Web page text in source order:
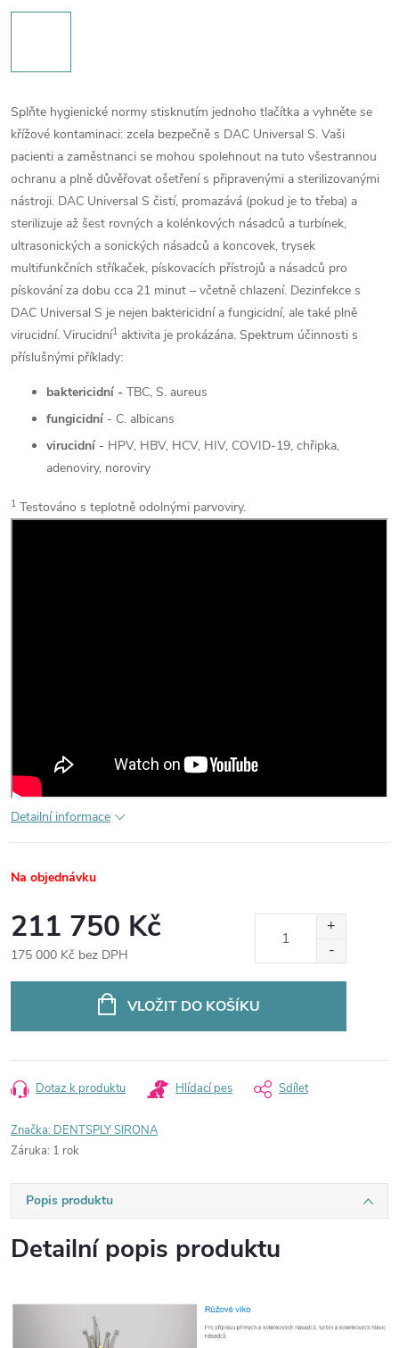
Splňte hygienické normy stisknutím jednoho tlačítka a vyhněte se
křížové kontaminaci: zcela bezpečně s DAC Universal S. Vaši
pacienti a zaměstnanci se mohou spolehnout na tuto všestrannou
ochranu a plně důvěřovat ošetření s připravenými a sterilizovanými
nástroji. DAC Universal S čistí, promazává (pokud je to třeba) a
sterilizuje až šest rovných a kolénkových násadců a turbínek,
ultrasonických a sonických násadců a koncovek, trysek
multifunkčních stříkaček, pískovacích přístrojů a násadců pro
pískování za dobu cca 21 minut – včetně chlazení. Dezinfekce s
DAC Universal S je nejen baktericidní a fungicidní, ale také plně
virucidní. Virucidní1 aktivita je prokázána. Spektrum účinnosti s
příslušnými příklady:
baktericidní - TBC, S. aureus
fungicidní - C. albicans
virucidní - HPV, HBV, HCV, HIV, COVID-19, chřipka,
adenoviry, noroviry
1 Testováno s teplotně odolnými parvoviry.
Detailní informace
Na objednávku
211 750 Kč
175 000 Kč bez DPH
VLOŽIT DO KOŠÍKU
Dotaz k produktu Hlídací pes Sdílet
Značka: DENTSPLY SIRONA
Záruka: 1 rok
Popis produktu
Detailní popis produktu